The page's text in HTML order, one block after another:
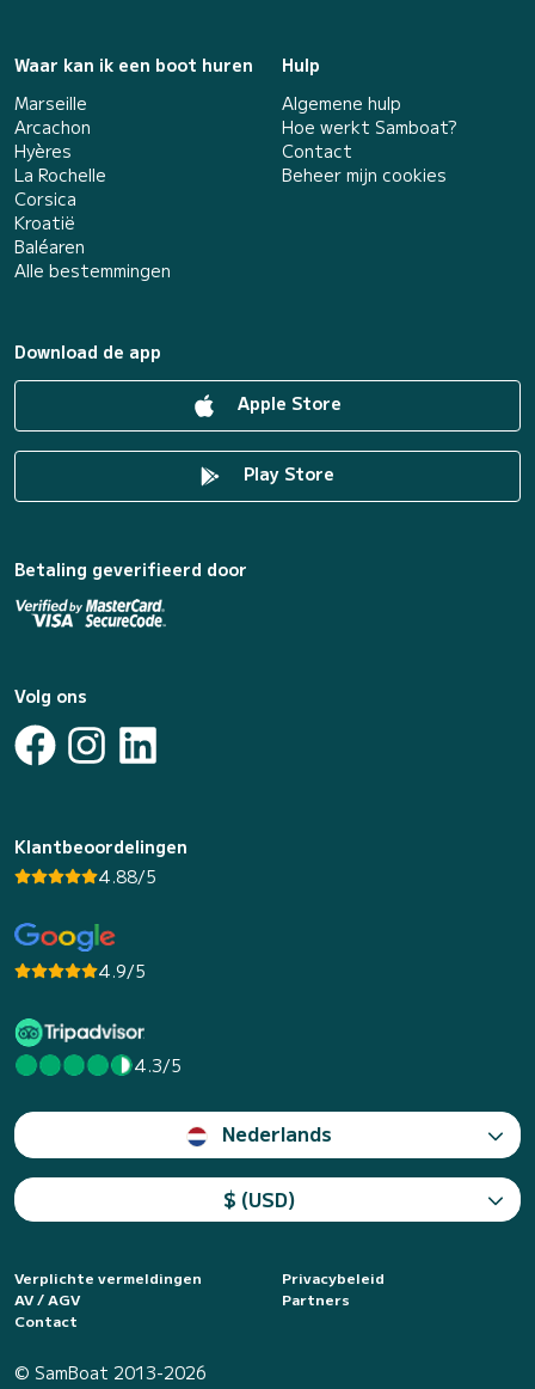
Waar kan ik een boot huren
Marseille
Arcachon
Hyères
La Rochelle
Corsica
Kroatië
Baléaren
Alle bestemmingen
Hulp
Algemene hulp
Hoe werkt Samboat?
Contact
Beheer mijn cookies
Download de app
Apple Store
Play Store
Betaling geverifieerd door
Volg ons
Klantbeoordelingen
4.88/5
4.9/5
4.3/5
Nederlands
$ (USD)
Verplichte vermeldingen
Privacybeleid
AV / AGV
Partners
Contact
© SamBoat 2013-2026